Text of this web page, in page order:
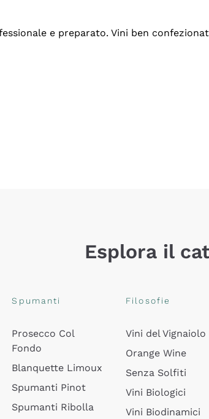
e preparato. Vini ben
Esplora il
Spumanti
Prosecco Col
Fondo
Blanquette Limoux
Spumanti Pinot
Spumanti Ribolla
Filosofie
Vini del Vignaiolo
Orange Wine
Senza Solfiti
Vini Biologici
Vini Biodinamici